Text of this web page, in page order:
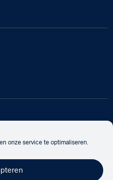
onze service te optimaliseren.